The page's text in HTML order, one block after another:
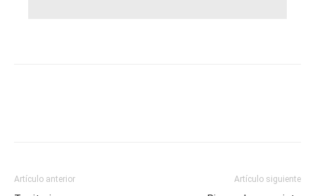
Artículo anterior Artículo siguiente